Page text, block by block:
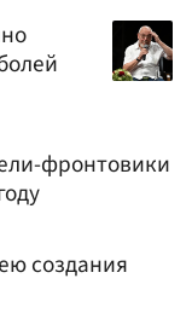
фронтовики
создания